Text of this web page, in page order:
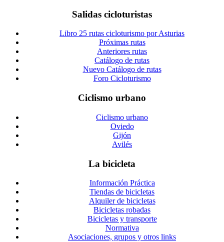
Salidas cicloturistas
Libro 25 rutas cicloturismo por Asturias
Próximas rutas
Anteriores rutas
Catálogo de rutas
Nuevo Catálogo de rutas
Foro Cicloturismo
Ciclismo urbano
Ciclismo urbano
Oviedo
Gijón
Avilés
La bicicleta
Información Práctica
Tiendas de bicicletas
Alquiler de bicicletas
Bicicletas robadas
Bicicletas y transporte
Normativa
Asociaciones, grupos y otros links